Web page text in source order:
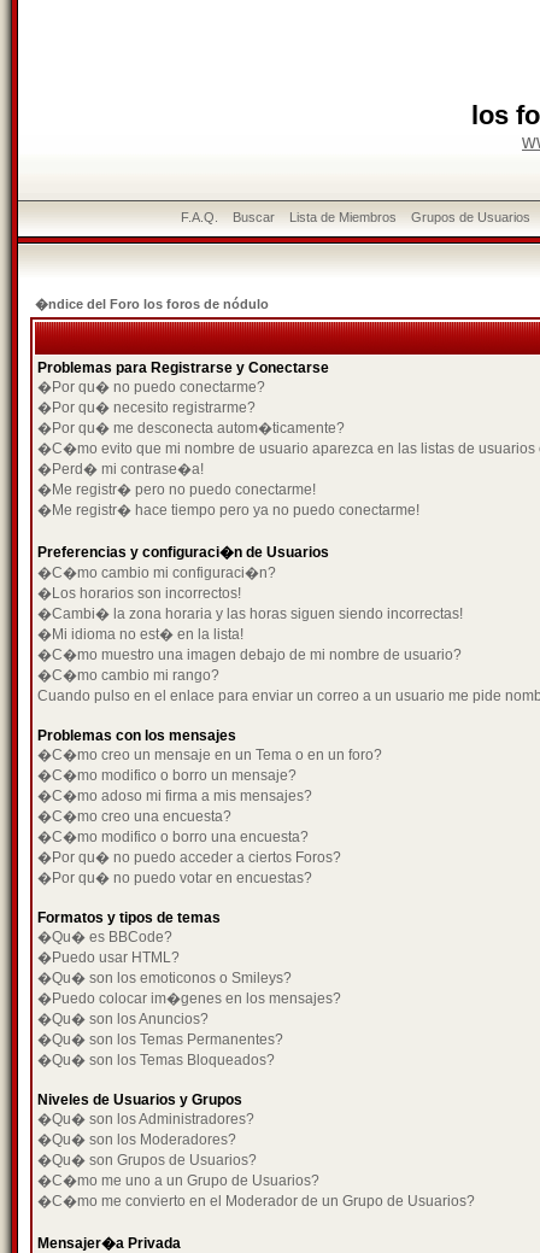
los
F.A.Q. Buscar Lista de Miembros Grupos de Usuarios
�ndice del Foro los foros de nódulo
Problemas para Registrarse y Conectarse
�Por qu� no puedo conectarme?
�Por qu� necesito registrarme?
�Por qu� me desconecta autom�ticamente?
�C�mo evito que mi nombre de usuario aparezca en las listas de usuarios
�Perd� mi contrase�a!
�Me registr� pero no puedo conectarme!
�Me registr� hace tiempo pero ya no puedo conectarme!
Preferencias y configuraci�n de Usuarios
�C�mo cambio mi configuraci�n?
�Los horarios son incorrectos!
�Cambi� la zona horaria y las horas siguen siendo incorrectas!
�Mi idioma no est� en la lista!
�C�mo muestro una imagen debajo de mi nombre de usuario?
�C�mo cambio mi rango?
Cuando pulso en el enlace para enviar un correo a un usuario me pide
Problemas con los mensajes
�C�mo creo un mensaje en un Tema o en un foro?
�C�mo modifico o borro un mensaje?
�C�mo adoso mi firma a mis mensajes?
�C�mo creo una encuesta?
�C�mo modifico o borro una encuesta?
�Por qu� no puedo acceder a ciertos Foros?
�Por qu� no puedo votar en encuestas?
Formatos y tipos de temas
�Qu� es BBCode?
�Puedo usar HTML?
�Qu� son los emoticonos o Smileys?
�Puedo colocar im�genes en los mensajes?
�Qu� son los Anuncios?
�Qu� son los Temas Permanentes?
�Qu� son los Temas Bloqueados?
Niveles de Usuarios y Grupos
�Qu� son los Administradores?
�Qu� son los Moderadores?
�Qu� son Grupos de Usuarios?
�C�mo me uno a un Grupo de Usuarios?
�C�mo me convierto en el Moderador de un Grupo de Usuarios?
Mensajer�a Privada